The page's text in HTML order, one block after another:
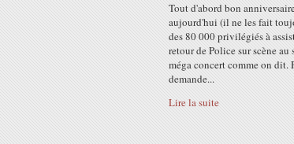
Tout d'abord bon
aujourd'hui (il ne les fait
des 80 000 privilégiés à
retour de Police sur scène au
méga concert comme on dit.
demande...
Lire la suite